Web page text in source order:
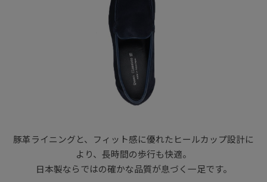
豚革ライニングと、フィット感に優れたヒールカップ設計に
より、長時間の歩行も快適。
日本製ならではの確かな品質が息づく一足です。